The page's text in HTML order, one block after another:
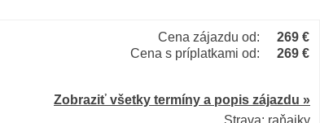
Cena zájazdu od:
269 €
Cena s príplatkami od:
269 €
Zobraziť všetky termíny a popis zájazdu »
Strava: raňajky